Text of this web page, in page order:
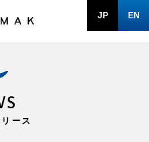
JP EN
ース